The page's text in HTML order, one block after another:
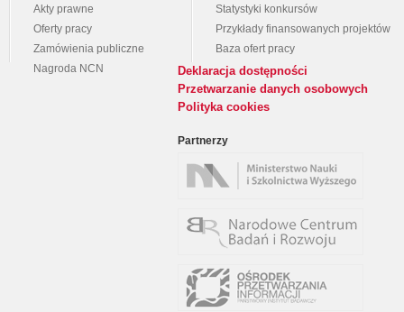
Akty prawne
Oferty pracy
Zamówienia publiczne
Nagroda NCN
Statystyki konkursów
Przykłady finansowanych projektów
Baza ofert pracy
Deklaracja dostępności
Przetwarzanie danych osobowych
Polityka cookies
Partnerzy